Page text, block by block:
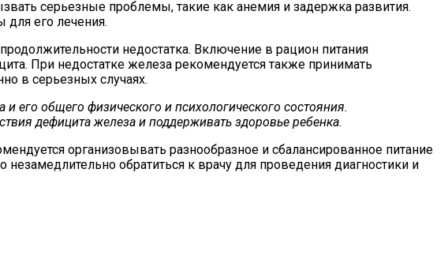
серьезные проблемы, такие как анемия и задержка развития.
его лечения.
недостатка. Включение в рацион питания
При недостатке железа рекомендуется также принимать
в серьезных случаях.
его общего физического и психологического состояния.
дефицита железа и поддерживать здоровье ребенка.
организовывать разнообразное и сбалансированное питание
обратиться к врачу для проведения диагностики и